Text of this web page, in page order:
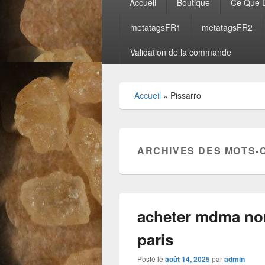
principal
metatagsFR1 metatagsFR2
Validation de la commande
Accueil » Pissarro
ARCHIVES DES MOTS-
acheter mdma
paris
Posté le août 14, 2025paradmin